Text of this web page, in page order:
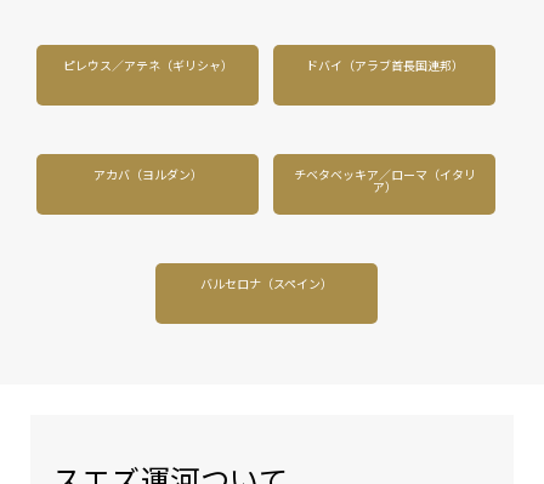
ピレウス／アテネ（ギリシャ） ドバイ（アラブ首長国連邦）
アカバ（ヨルダン） チベタベッキア／ローマ（イタリ
ア）
バルセロナ（スペイン）